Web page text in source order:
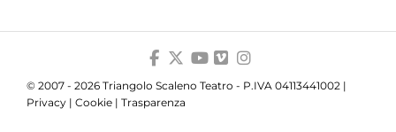
© 2007 - 2026 Triangolo Scaleno Teatro - P.IVA 04113441002 |
Privacy | Cookie | Trasparenza